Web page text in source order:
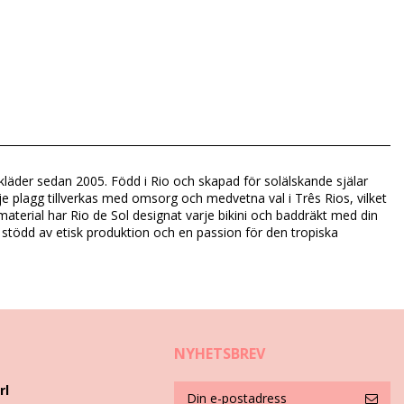
sedan 2005. Född i Rio och skapad för solälskande själar
plagg tillverkas med omsorg och medvetna val i Três Rios, vilket
har Rio de Sol designat varje bikini och baddräkt med din
av etisk produktion och en passion för den tropiska
NYHETSBREV